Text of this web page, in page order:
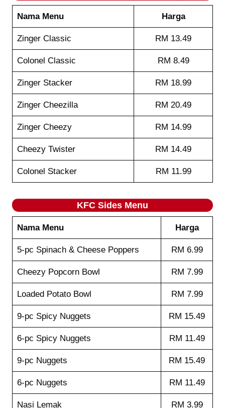
Nama Menu Harga
Zinger Classic RM 13.49
Colonel Classic RM 8.49
Zinger Stacker RM 18.99
Zinger Cheezilla RM 20.49
Zinger Cheezy RM 14.99
Cheezy Twister RM 14.49
Colonel Stacker RM 11.99
KFC Sides Menu
Nama Menu Harga
5-pc Spinach & Cheese Poppers RM 6.99
Cheezy Popcorn Bowl RM 7.99
Loaded Potato Bowl RM 7.99
9-pc Spicy Nuggets RM 15.49
6-pc Spicy Nuggets RM 11.49
9-pc Nuggets RM 15.49
6-pc Nuggets RM 11.49
Nasi Lemak RM 3.99